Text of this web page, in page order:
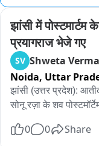
झांसी में
प्रयागराज भेजे गए
SV Shweta Verma
Noida, Uttar
झांसी (उत्तर प्रदेश):
सोनू रज़ा के शव
0 0 Share